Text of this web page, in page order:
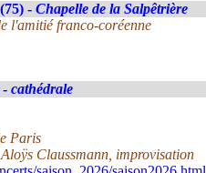
- Chapelle de la Salpêtrière
l'amitié franco-coréenne
- cathédrale
Paris
Claussmann, improvisation